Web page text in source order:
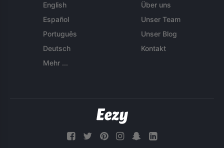
English
Español
Português
Deutsch
Mehr ...
Über uns
Unser Team
Unser Blog
Kontakt